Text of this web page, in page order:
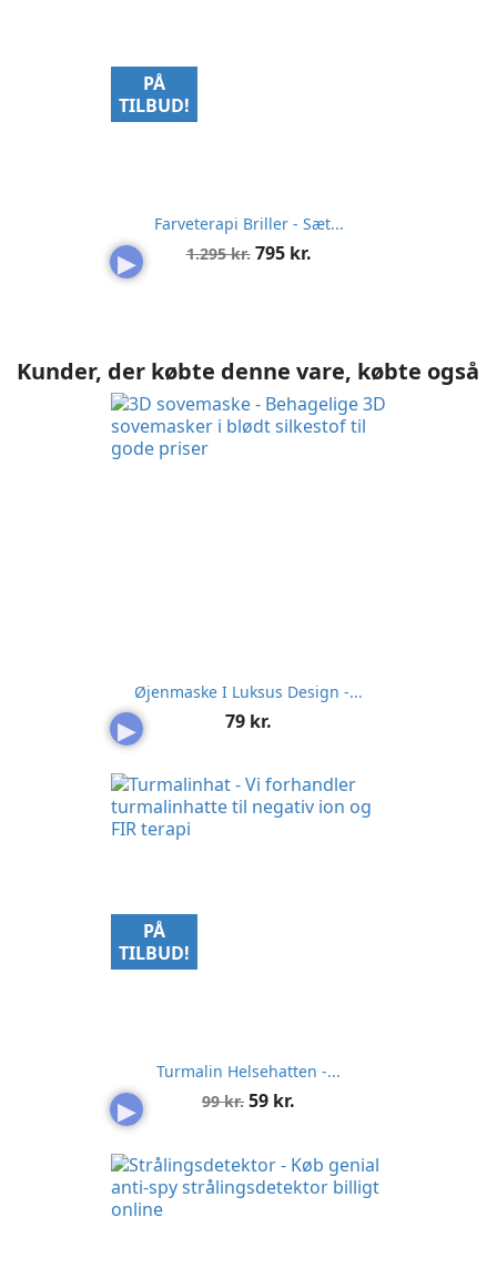
▶
Farveterapi Briller - Sæt...
Normalpris
1.295 kr. Pris
795 kr.
PÅ
TILBUD!
Kunder, der købte denne vare, købte også
▶
Øjenmaske I Luksus Design -...
Pris
79 kr.
▶
Turmalin Helsehatten -...
Normalpris
99 kr. Pris
59 kr.
PÅ
TILBUD!